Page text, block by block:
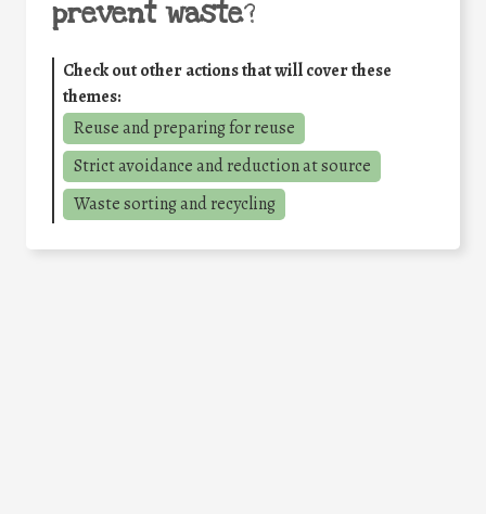
prevent waste?
Check out other actions that will cover these
themes:
Reuse and preparing for reuse
Strict avoidance and reduction at source
Waste sorting and recycling